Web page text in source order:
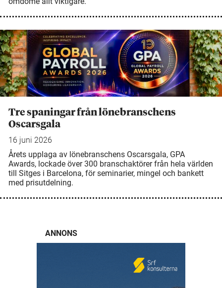
Tre spaningar från lönebranschens
Oscarsgala
16 juni 2026
Årets upplaga av lönebranschens Oscarsgala, GPA
Awards, lockade över 300 branschaktörer från hela världen
till Sitges i Barcelona, för seminarier, mingel och bankett
med prisutdelning.
ANNONS